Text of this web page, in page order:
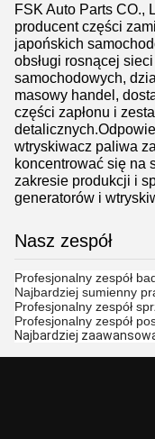
FSK Auto Parts CO.,
producent części
japońskich
obsługi rosnącej
samochodowych,
masowy handel,
części zapłonu i
wtryskiwacz paliwa
koncentrować się na
zakresie produkcji i
generatorów i
Nasz zespół
Profesjonalny zespół
Najbardziej sumienny
Profesjonalny zespół
Profesjonalny zespół
Najbardziej